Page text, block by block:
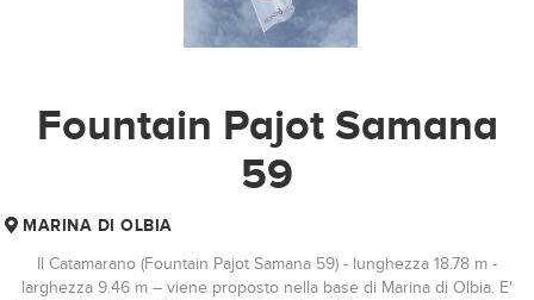
Fountain Pajot Samana
59
MARINA DI OLBIA
Il Catamarano (Fountain Pajot Samana 59) - lunghezza 18.78 m -
larghezza 9.46 m – viene proposto nella base di Marina di Olbia. E'